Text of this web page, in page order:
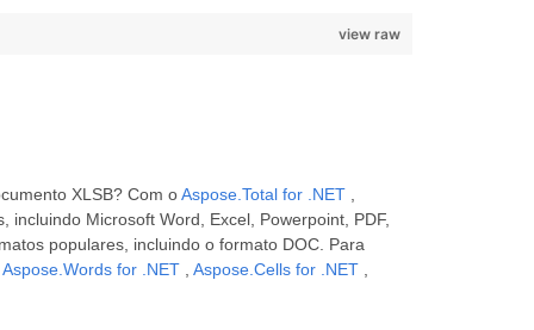
view raw
XLSB? Com oAspose.Total for .NET
Microsoft Word, Excel, Powerpoint, PDF,
populares, incluindo o formato DOC. Para
Aspose.Words for .NET Aspose.Cells for .NET